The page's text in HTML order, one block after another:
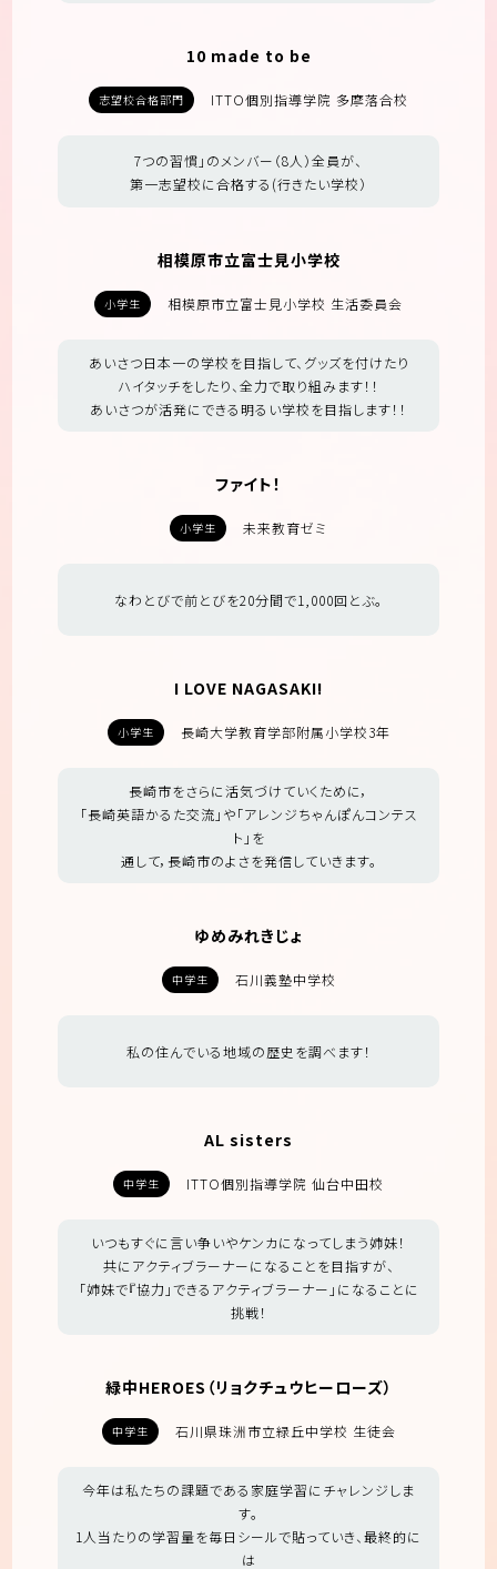
10 made to be
志望校合格部門 ITTO個別指導学院 多摩落合校
7つの習慣」のメンバー（8人）全員が、
第一志望校に合格する(行きたい学校）
相模原市立富士見小学校
小学生 相模原市立富士見小学校 生活委員会
あいさつ日本一の学校を目指して、グッズを付けたり
ハイタッチをしたり、全力で取り組みます！！
あいさつが活発にできる明るい学校を目指します！！
ファイト！
小学生 未来教育ゼミ
なわとびで前とびを20分間で1,000回とぶ。
I LOVE NAGASAKI!
小学生 長崎大学教育学部附属小学校3年
長崎市をさらに活気づけていくために，
「長崎英語かるた交流」や「アレンジちゃんぽんコンテス
ト」を
通して，長崎市のよさを発信していきます。
ゆめみれきじょ
中学生 石川義塾中学校
私の住んでいる地域の歴史を調べます！
AL sisters
中学生 ITTO個別指導学院 仙台中田校
いつもすぐに言い争いやケンカになってしまう姉妹！
共にアクティブラーナーになることを目指すが、
「姉妹で『協力」できるアクティブラーナー」になることに
挑戦！
緑中HEROES（リョクチュウヒーローズ）
中学生 石川県珠洲市立緑丘中学校 生徒会
今年は私たちの課題である家庭学習にチャレンジしま
す。
1人当たりの学習量を毎日シールで貼っていき、最終的に
は